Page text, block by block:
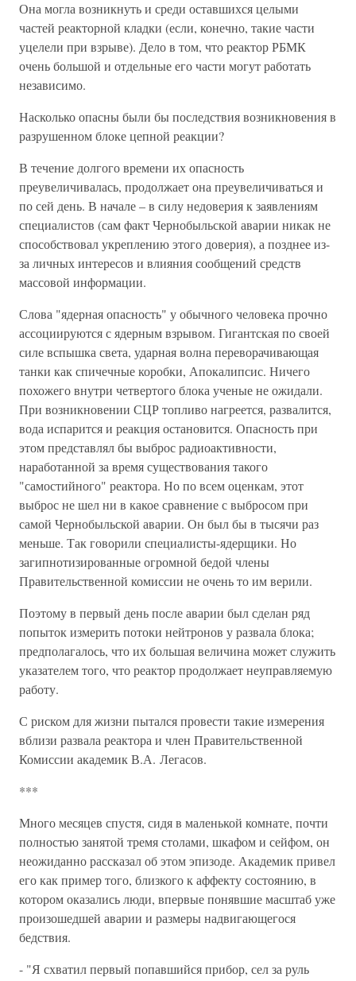
Она могла возникнуть и среди оставшихся целыми
частей реакторной кладки (если, конечно, такие части
уцелели при взрыве). Дело в том, что реактор РБМК
очень большой и отдельные его части могут работать
независимо.
Насколько опасны были бы последствия возникновения в
разрушенном блоке цепной реакции?
В течение долгого времени их опасность
преувеличивалась, продолжает она преувеличиваться и
по сей день. В начале – в силу недоверия к заявлениям
специалистов (сам факт Чернобыльской аварии никак не
способствовал укреплению этого доверия), а позднее из-
за личных интересов и влияния сообщений средств
массовой информации.
Слова "ядерная опасность" у обычного человека прочно
ассоциируются с ядерным взрывом. Гигантская по своей
силе вспышка света, ударная волна переворачивающая
танки как спичечные коробки, Апокалипсис. Ничего
похожего внутри четвертого блока ученые не ожидали.
При возникновении СЦР топливо нагреется, развалится,
вода испарится и реакция остановится. Опасность при
этом представлял бы выброс радиоактивности,
наработанной за время существования такого
"самостийного" реактора. Но по всем оценкам, этот
выброс не шел ни в какое сравнение с выбросом при
самой Чернобыльской аварии. Он был бы в тысячи раз
меньше. Так говорили специалисты-ядерщики. Но
загипнотизированные огромной бедой члены
Правительственной комиссии не очень то им верили.
Поэтому в первый день после аварии был сделан ряд
попыток измерить потоки нейтронов у развала блока;
предполагалось, что их большая величина может служить
указателем того, что реактор продолжает неуправляемую
работу.
С риском для жизни пытался провести такие измерения
вблизи развала реактора и член Правительственной
Комиссии академик В.А. Легасов.
***
Много месяцев спустя, сидя в маленькой комнате, почти
полностью занятой тремя столами, шкафом и сейфом, он
неожиданно рассказал об этом эпизоде. Академик привел
его как пример того, близкого к аффекту состоянию, в
котором оказались люди, впервые понявшие масштаб уже
произошедшей аварии и размеры надвигающегося
бедствия.
- "Я схватил первый попавшийся прибор, сел за руль